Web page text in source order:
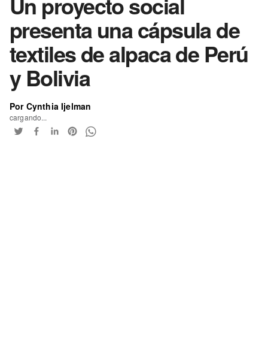
presenta una cápsula de
textiles de alpaca de Perú
y Bolivia
Por Cynthia Ijelman
cargando...